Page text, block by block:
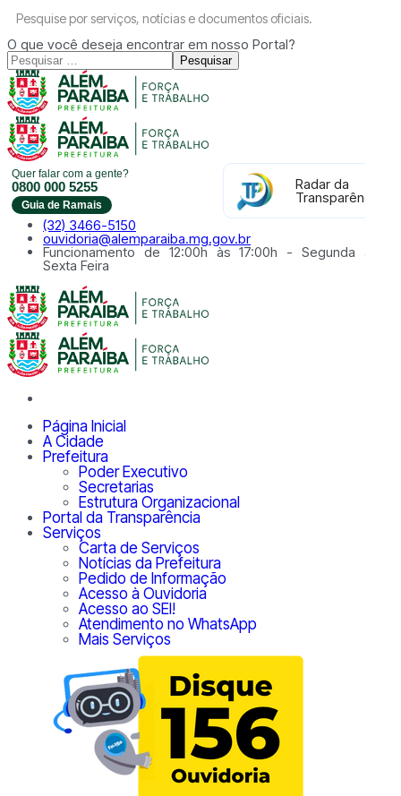
Pesquise por serviços, notícias e documentos oficiais.
O que você deseja encontrar em nosso Portal?
Pesquisar
Radar da
Transparência
Quer falar com a gente?
0800 000 5255
Guia de Ramais
(32) 3466-5150
ouvidoria@alemparaiba.mg.gov.br
Funcionamento de 12:00h às 17:00h - Segunda à
Sexta Feira
Página Inicial
A Cidade
Prefeitura
Poder Executivo
Secretarias
Estrutura Organizacional
Portal da Transparência
Serviços
Carta de Serviços
Notícias da Prefeitura
Pedido de Informação
Acesso à Ouvidoria
Acesso ao SEI!
Atendimento no WhatsApp
Mais Serviços